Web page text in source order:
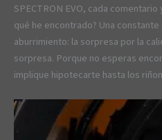
SPECTRON EVO, cada
qué he encontrado? Una
aburrimiento: la sorpresa por la
sorpresa. Porque no esperas
implique hipotecarte hasta los